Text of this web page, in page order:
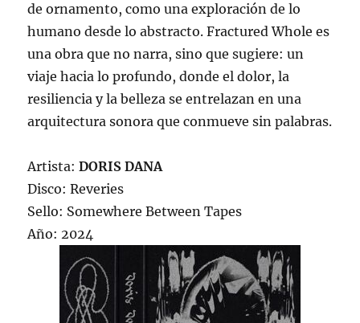
de ornamento, como una exploración de lo
humano desde lo abstracto. Fractured Whole es
una obra que no narra, sino que sugiere: un
viaje hacia lo profundo, donde el dolor, la
resiliencia y la belleza se entrelazan en una
arquitectura sonora que conmueve sin palabras.
Artista:DORIS DANA
Disco: Reveries
Sello: Somewhere Between Tapes
Año: 2024